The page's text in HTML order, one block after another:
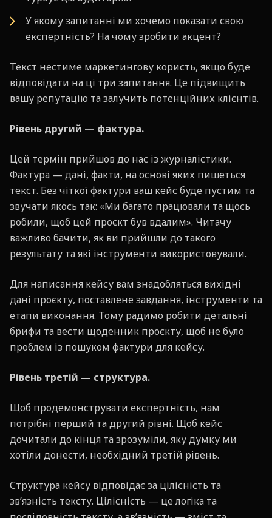
У якому запитанні ми хочемо показати свою
експертність? На чому зробити акцент?
Текст нестиме маркетингову користь, якщо буде
відповідати на ці три запитання. Це підвищить
вашу репутацію та залучить потенційних клієнтів.
Рівень другий — фактура.
Цей термін прийшов до нас із журналістики.
Фактура — дані, факти, на основі яких пишеться
текст. Без чіткої фактури ваш кейс буде пустим та
звучати якось так: «Ми багато працювали та щось
робили, щоб цей проєкт був вдалим». Читачу
важливо бачити, як ви прийшли до такого
результату та які інструменти використовували.
Для написання кейсу вам знадобляться вихідні
дані проєкту, поставлене завдання, інструменти та
етапи виконання. Тому радимо робити детальні
брифи та вести щоденник проєкту, щоб не було
проблем із пошуком фактури для кейсу.
Рівень третій — структура.
Щоб продемонструвати експертність, нам
потрібні перший та другий рівні. Щоб кейс
дочитали до кінця та зрозуміли, яку думку ми
хотіли донести, необхідний третій рівень.
Структура кейсу відповідає за цілісність та
зв’язність тексту. Цілісність — це логіка та